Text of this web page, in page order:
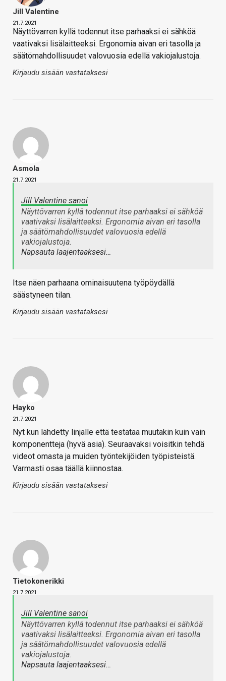
Jill Valentine
21.7.2021
Näyttövarren kyllä todennut itse parhaaksi ei sähköä
vaativaksi lisälaitteeksi. Ergonomia aivan eri tasolla ja
säätömahdollisuudet valovuosia edellä vakiojalustoja.
Kirjaudu sisään vastataksesi
Asmola
21.7.2021
Jill Valentine sanoi
Näyttövarren kyllä todennut itse parhaaksi ei sähköä
vaativaksi lisälaitteeksi. Ergonomia aivan eri tasolla
ja säätömahdollisuudet valovuosia edellä
vakiojalustoja.
Napsauta laajentaaksesi…
Itse näen parhaana ominaisuutena työpöydällä
säästyneen tilan.
Kirjaudu sisään vastataksesi
Hayko
21.7.2021
Nyt kun lähdetty linjalle että testataa muutakin kuin vain
komponentteja (hyvä asia). Seuraavaksi voisitkin tehdä
videot omasta ja muiden työntekijöiden työpisteistä.
Varmasti osaa täällä kiinnostaa.
Kirjaudu sisään vastataksesi
Tietokonerikki
21.7.2021
Jill Valentine sanoi
Näyttövarren kyllä todennut itse parhaaksi ei sähköä
vaativaksi lisälaitteeksi. Ergonomia aivan eri tasolla
ja säätömahdollisuudet valovuosia edellä
vakiojalustoja.
Napsauta laajentaaksesi…